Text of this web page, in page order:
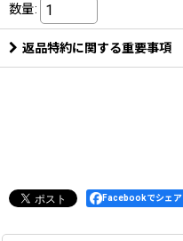
数量:
返品特約に関する重要事項
Facebookでシェア